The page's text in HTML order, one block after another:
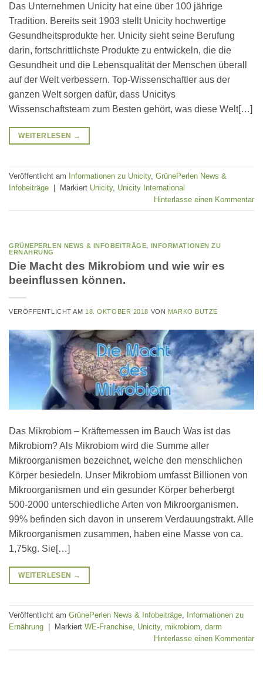
Das Unternehmen Unicity hat eine über 100 jährige
Tradition. Bereits seit 1903 stellt Unicity hochwertige
Gesundheitsprodukte her. Unicity sieht seine Berufung
darin, fortschrittlichste Produkte zu entwickeln, die die
Gesundheit und die Lebensqualität der Menschen überall
auf der Welt verbessern. Top-Wissenschaftler aus der
ganzen Welt sorgen dafür, dass Unicitys
Wissenschaftsteam zum Besten gehört, was diese Welt[…]
WEITERLESEN →
Veröffentlicht am Informationen zu Unicity, GrünePerlen News &
Infobeiträge | Markiert Unicity, Unicity International
Hinterlasse einen Kommentar
GRÜNEPERLEN NEWS & INFOBEITRÄGE,
INFORMATIONEN ZU
ERNÄHRUNG
Die Macht des Mikrobiom und wie wir es
beeinflussen können.
VERÖFFENTLICHT AM 18. OKTOBER 2018 VON MARKO BUTZE
Das Mikrobiom – Kräftemessen im Bauch Was ist das
Mikrobiom? Als Mikrobiom wird die Summe aller
Mikroorganismen bezeichnet, welche den menschlichen
Körper besiedeln. Unser Mikrobiom umfasst Billionen von
Mikroorganismen und ein gesunder Körper beherbergt
500-2000 unterschiedliche Arten von Mikroorganismen.
99% befinden sich davon in unserem Verdauungstrakt. Alle
Mikroorganismen zusammen, haben eine Masse von ca.
1,75kg. Sie[…]
WEITERLESEN →
Veröffentlicht am GrünePerlen News & Infobeiträge
Informationen zu
Ernährung
Markiert WE-Franchise Unicity, mikrobiom darm
Hinterlasse einen Kommentar